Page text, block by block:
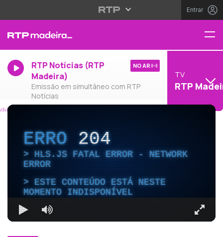
Entrar
RTP Notícias (RTP
Madeira)
Emissão em simultâneo com RTP
Notícias
NO AR
TV
RTP
ERRO204
HLS.JS FATAL ERROR - NETWORK
ERROR
ESTE CONTEÚDO ESTÁ NESTE
MOMENTO INDISPONÍVEL